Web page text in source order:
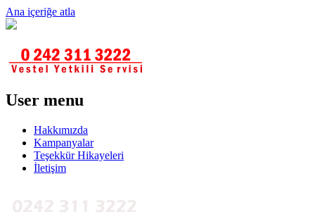
Ana içeriğe atla
User menu
Hakkımızda
Kampanyalar
Teşekkür Hikayeleri
İletişim